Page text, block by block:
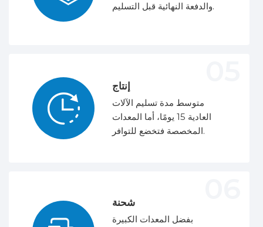
والدفعة النهائية قبل التسليم.
إنتاج
متوسط ​​مدة تسليم الآلات
العادية 15 يومًا، أما المعدات
المخصصة فتخضع للتوافر.
شحنة
بفضل المعدات الكبيرة